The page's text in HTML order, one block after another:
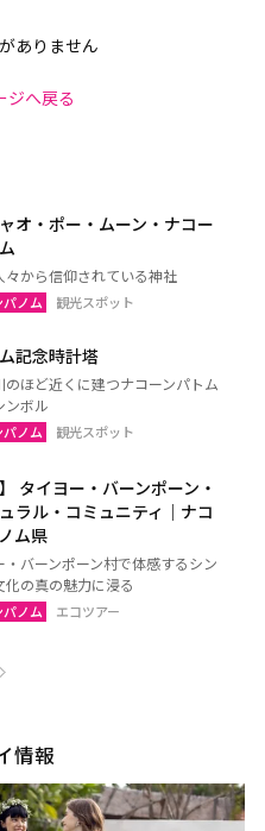
ありません
ジへ戻る
オ・ポー・ムーン・ナコー
々から信仰されている神社
パノム 観光スポット
記念時計塔
のほど近くに建つナコーンパトム
ンボル
パノム 観光スポット
】 タイヨー・バーンポーン・
ラル・コミュニティ｜ナコ
ム県
・バーンポーン村で体感するシン
化の真の魅力に浸る
ノム エコツアー
情報